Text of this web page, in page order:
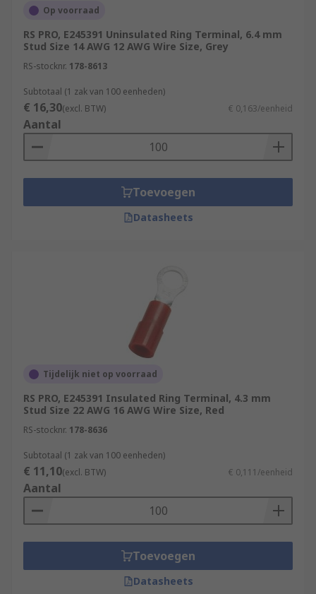
Yellow 2.5 mm² to 6 mm
Blue 1.5 mm² to 2.5 mm
Other colours are available.
Non-insulated
Non-insulated terminals are bigger terminals.
Non-insulated terminals connect to bigger studs
capacity to except larger stranded wire. More
specialised tooling is required for these heavy-
Op voorraad
RS PRO, E245391 Uninsulated Ring Terminal, 6.4 mm
Stud Size 14 AWG 12 AWG Wire Size, Grey
RS-stocknr. 178-8613
Subtotaal (1 zak van 100 eenheden)
€ 16,30(excl. BTW) € 0,163/eenheid
Aantal
Toevoegen
Datasheets
Tijdelijk niet op voorraad
RS PRO, E245391 Insulated Ring Terminal, 4.3 mm
Stud Size 22 AWG 16 AWG Wire Size, Red
RS-stocknr. 178-8636
Subtotaal (1 zak van 100 eenheden)
€ 11,10(excl. BTW) € 0,111/eenheid
Aantal
Toevoegen
Datasheets